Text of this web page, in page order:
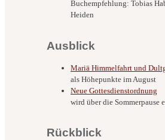
Buchempfehlung: Tobias
Heiden
Ausblick
Mariä Himmelfahrt und
als Höhepunkte im August
Neue Gottesdienstordnung
wird über die Sommerpause
Rückblick